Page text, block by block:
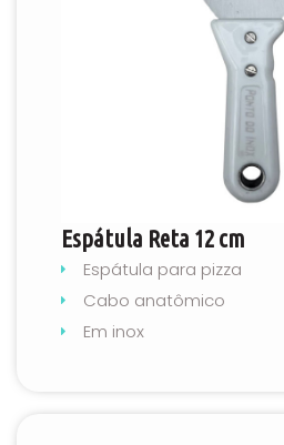
Espátula Reta 12 cm
Espátula para pizza
Cabo anatômico
Em inox